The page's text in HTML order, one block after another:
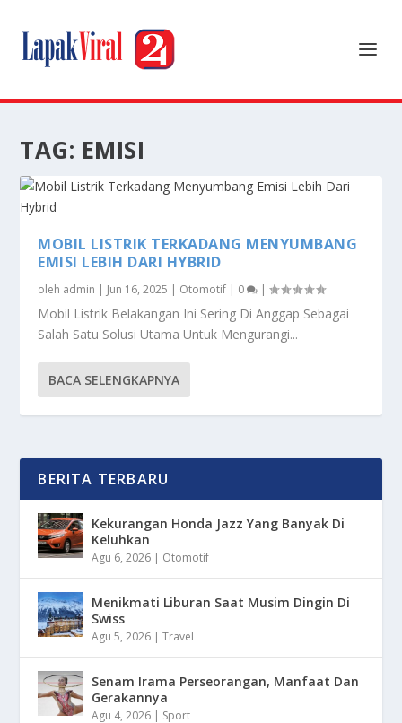
TAG: EMISI
MOBIL LISTRIK TERKADANG MENYUMBANG
EMISI LEBIH DARI HYBRID
oleh admin | Jun 16, 2025 | Otomotif | 0 |
Mobil Listrik Belakangan Ini Sering Di Anggap Sebagai
Salah Satu Solusi Utama Untuk Mengurangi...
BACA SELENGKAPNYA
BERITA TERBARU
Kekurangan Honda Jazz Yang Banyak Di
Keluhkan
Agu 6, 2026 | Otomotif
Menikmati Liburan Saat Musim Dingin Di
Swiss
Agu 5, 2026 |Travel
Senam Irama Perseorangan, Manfaat Dan
Gerakannya
Agu 4, 2026 | Sport